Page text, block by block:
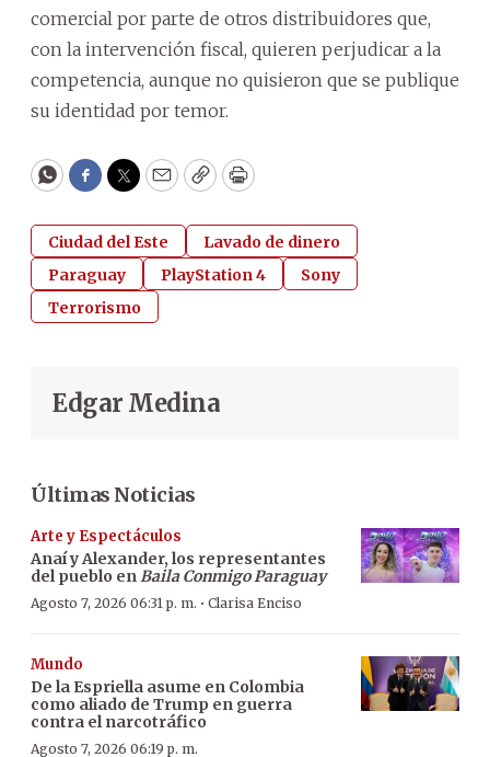
comercial por parte de otros distribuidores que,
con la intervención fiscal, quieren perjudicar a la
competencia, aunque no quisieron que se publique
su identidad por temor.
WhatsApp
Facebook
Twitter
EmailCopyPrint
Ciudad del Este
Lavado de dinero
Paraguay
PlayStation 4
Sony
Terrorismo
Edgar Medina
Últimas Noticias
Arte y Espectáculos
Anaí y Alexander, los representantes
del pueblo enBaila Conmigo Paraguay
Agosto 7, 2026 06:31 p. m. · Clarisa Enciso
Mundo
De la Espriella asume en Colombia
como aliado de Trump en guerra
contra el narcotráfico
Agosto 7, 2026 06:19 p. m.